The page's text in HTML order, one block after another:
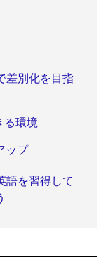
差別化を目指
る環境
ップ
語を習得して